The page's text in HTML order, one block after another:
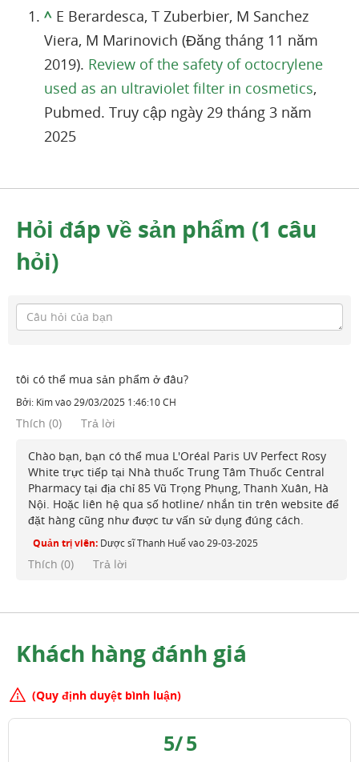
^ E Berardesca, T Zuberbier, M Sanchez
Viera, M Marinovich (Đăng tháng 11 năm
2019). Review of the safety of octocrylene
used as an ultraviolet filter in cosmetics,
Pubmed. Truy cập ngày 29 tháng 3 năm
2025
Hỏi đáp về sản phẩm (1 câu
hỏi)
tôi có thể mua sản phẩm ở đâu?
Bởi: Kimvào29/03/2025 1:46:10 CH
Thích (0) Trả lời
Chào bạn, bạn có thể mua L'Oréal Paris UV Perfect Rosy
White trực tiếp tại Nhà thuốc Trung Tâm Thuốc Central
Pharmacy tại địa chỉ 85 Vũ Trọng Phụng, Thanh Xuân, Hà
Nội. Hoặc liên hệ qua số hotline/ nhắn tin trên website để
đặt hàng cũng như được tư vấn sử dụng đúng cách.
Quản trị viên: Dược sĩ Thanh Huếvào29-03-2025
Thích (0) Trả lời
Khách hàng đánh giá
(Quy định duyệt bình luận)
5/5